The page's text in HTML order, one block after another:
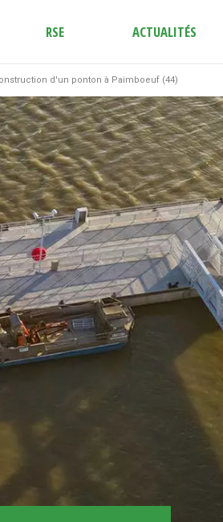
RSE ACTUALITÉS
d'un ponton à Paimboeuf (44)